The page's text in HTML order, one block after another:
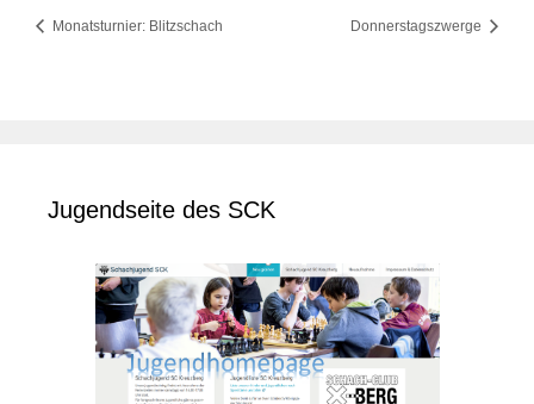
Monatsturnier: Blitzschach Donnerstagszwerge
Jugendseite des SCK